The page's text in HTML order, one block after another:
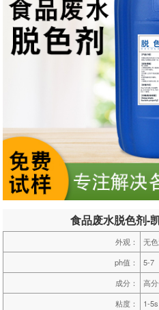
食品废水脱色剂-
外观：
无
ph值：
5-7
成分：
高
粘度：
1-5s